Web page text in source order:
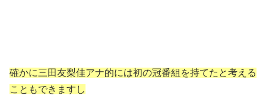
確かに三田友梨佳アナ的には初の冠番組を持てたと考える
こともできますし